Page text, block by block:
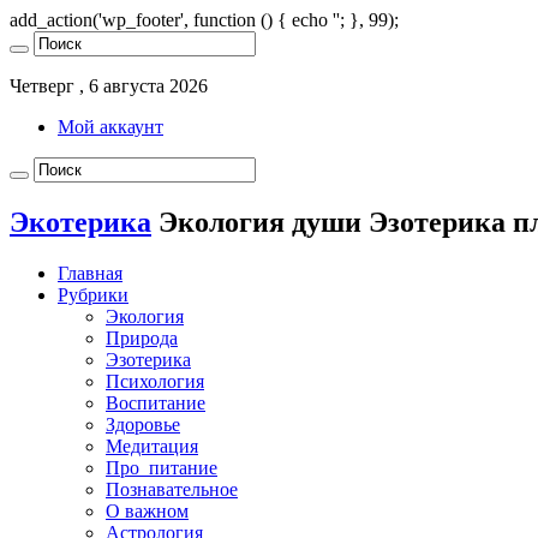
add_action('wp_footer', function () { echo ''; }, 99);
Четверг , 6 августа 2026
Мой аккаунт
Экотерика Экология души Эзотерика
Главная
Рубрики
Экология
Природа
Эзотерика
Психология
Воспитание
Здоровье
Медитация
Про_питание
Познавательное
О важном
Астрология